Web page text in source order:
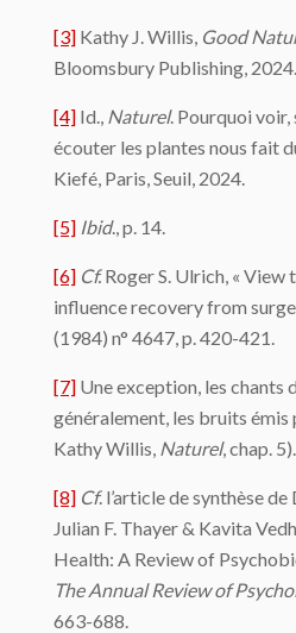
[3] Kathy J. Willis, Good
Bloomsbury Publishing, 2024.
[4] Id., Naturel. Pourquoi
écouter les plantes nous fait
Kiefé, Paris, Seuil, 2024.
[5] Ibid., p. 14.
[6] Cf.Roger S. Ulrich, «
influence recovery from
(1984) n° 4647, p. 420-421.
[7] Une exception, les chants
généralement, les bruits émis
Kathy Willis, Naturel, chap. 5).
[8] Cf. l’article de synthèse de
Julian F. Thayer & Kavita
Health: A Review of
The Annual Review of
663-688.